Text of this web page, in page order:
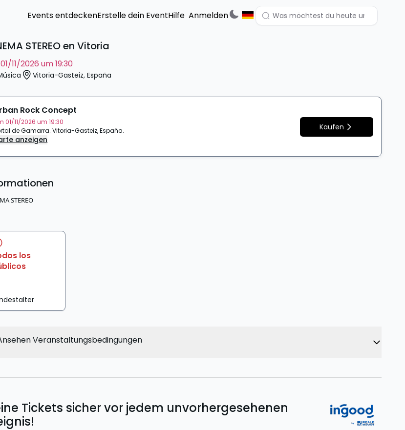
Events entdeckenErstelle dein EventHilfe Anmelden
STEREO en Vitoria
01/11/2026 um 19:30
Vitoria-Gasteiz, España
Rock Concept
01/11/2026 um 19:30
de Gamarra.Vitoria-Gasteiz,España.
anzeigen
Kaufen
STEREO
los
Veranstaltungsbedingungen
Tickets sicher vor jedem unvorhergesehenen